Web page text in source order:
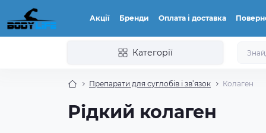
Акції Бренди Оплата і доставка
Категорії
Препарати для суглобів і зв’язок Колаген
Рідкий колаген